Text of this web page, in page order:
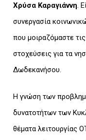
Χρύσα Καραγιάννη.
συνεργασία
που μοιραζόμαστε
στοχεύσεις για τα
Δωδεκανήσου.
Η γνώση των
δυνατοτήτων των
θέματα λειτουργίας